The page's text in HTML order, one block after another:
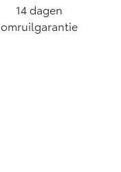
14 dagen
omruilgarantie